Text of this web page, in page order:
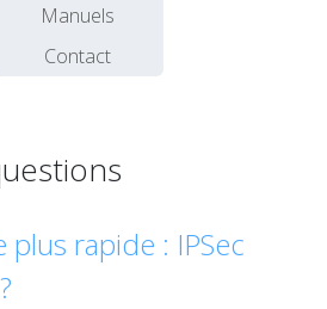
Manuels
Contact
plus rapide : IPSec